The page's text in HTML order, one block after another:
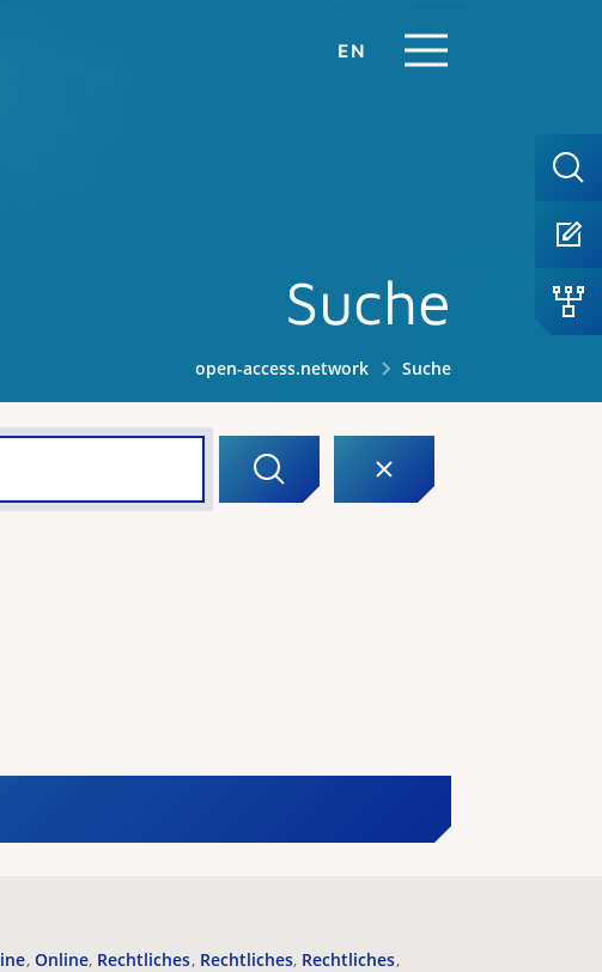
EN
Suche
open-access.network Suche
Online Rechtliches Rechtliches Rechtliches